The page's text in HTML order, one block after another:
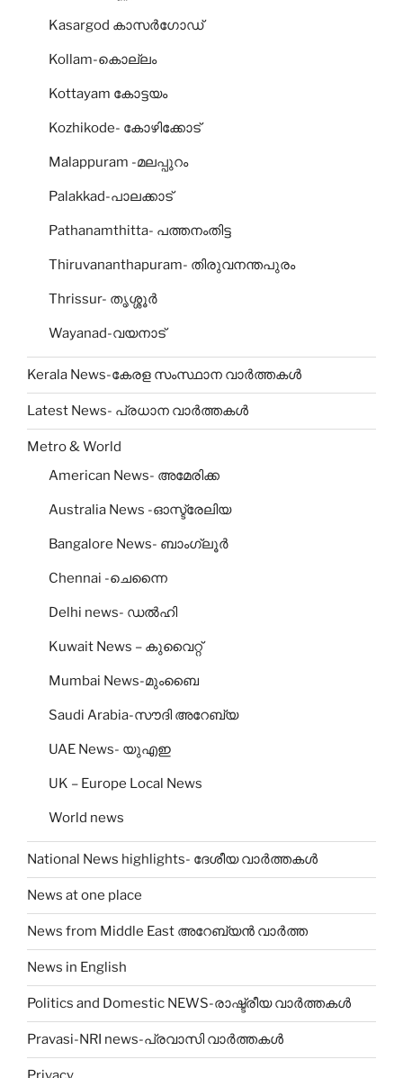
Kasargod കാസര്‍ഗോഡ്‌
Kollam-കൊല്ലം
Kottayam കോട്ടയം
Kozhikode- കോഴിക്കോട്‌
Malappuram -മലപ്പുറം
Palakkad-പാലക്കാട്‌
Pathanamthitta- പത്തനംതിട്ട
Thiruvananthapuram- തിരുവനന്തപുരം
Thrissur- തൃശ്ശൂര്‍
Wayanad-വയനാട്‌
Kerala News-കേരള സംസ്ഥാന വാർത്തകൾ
Latest News- പ്രധാന വാർത്തകൾ
Metro & World
American News- അമേരിക്ക
Australia News -ഓസ്ട്രേലിയ
Bangalore News- ബാംഗ്ലൂര്‍
Chennai -ചെന്നൈ
Delhi news- ഡല്‍ഹി
Kuwait News – കുവൈറ്റ്
Mumbai News-മുംബൈ
Saudi Arabia-സൗദി അറേബ്യ
UAE News- യുഎഇ
UK – Europe Local News
World news
National News highlights- ദേശീയ വാർത്തകൾ
News at one place
News from Middle East അറേബ്യൻ വാർത്ത
News in English
Politics and Domestic NEWS-രാഷ്ട്രീയ വാർത്തകൾ
Pravasi-NRI news-പ്രവാസി വാർത്തകൾ